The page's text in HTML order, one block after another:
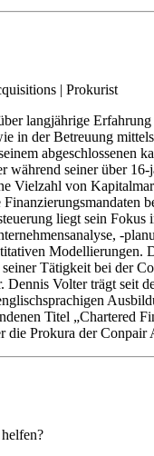
| Prokurist
langjährige
in der Betreuung
abgeschlossenen
während seiner über
Vielzahl von
liegt sein Fokus
-
Modellierungen.
Tätigkeit bei der
Dennis Volter trägt seit
Titel „Chartered
die Prokura der Conpair